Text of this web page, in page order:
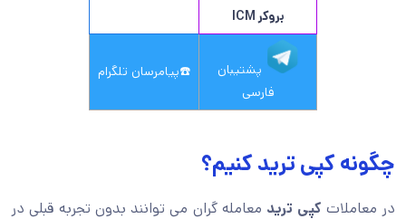
بروکر ICM
پشتیبان
فارسی
☎️پیامرسان تلگرام
چگونه کپی ترید کنیم؟
در معاملات کپی ترید معامله گران می توانند بدون تجربه قبلی در